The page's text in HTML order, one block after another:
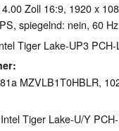
Zoll 16:9, 1920 x
spiegelnd: nein, 60 Hz
Tiger Lake-UP3 PCH-
MZVLB1T0HBLR,
Intel Tiger Lake-U/Y